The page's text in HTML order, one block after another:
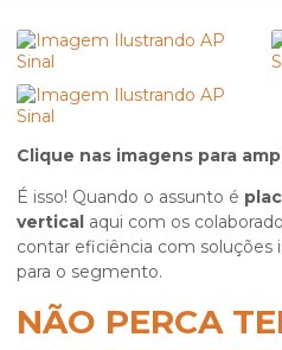
Clique nas imagens para
É isso! Quando o assunto é
vertical aqui com os
contar eficiência com soluções
para o segmento.
NÃO PERCA